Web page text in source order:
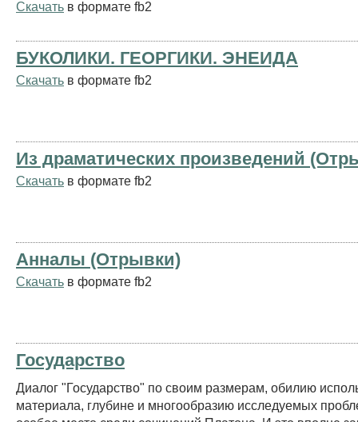
Скачать в формате fb2
БУКОЛИКИ. ГЕОРГИКИ. ЭНЕИДА
Скачать в формате fb2
Из драматических произведений
Скачать в формате fb2
Анналы (Отрывки)
Скачать в формате fb2
Государство
Диалог "Государство" по своим размерам, обилию
материала, глубине и многообразию исследуемых